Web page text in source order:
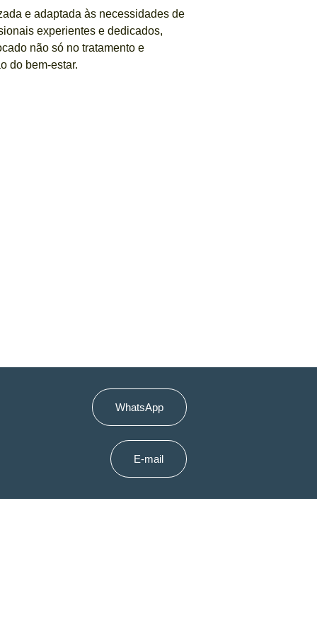
e adaptada às necessidades de
experientes e dedicados,
não só no tratamento e
do bem-estar.
WhatsApp
E-mail